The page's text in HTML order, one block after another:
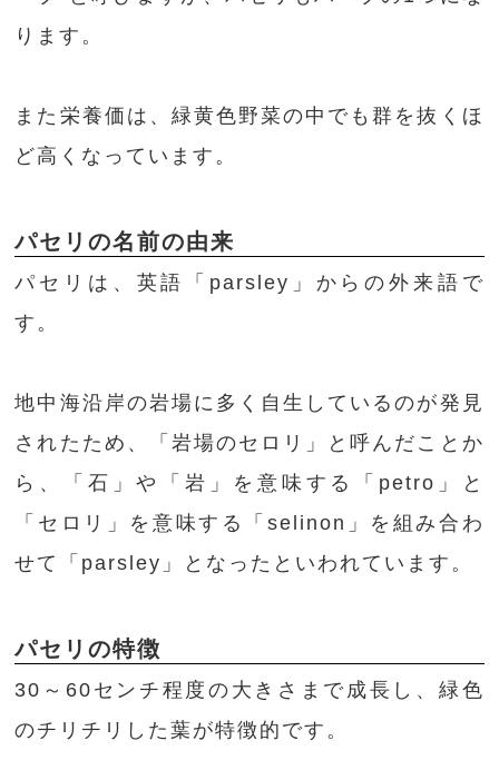
ります。
また栄養価は、緑黄色野菜の中でも群を抜くほ
ど高くなっています。
パセリの名前の由来
パセリは、英語「parsley」からの外来語で
す。
地中海沿岸の岩場に多く自生しているのが発見
されたため、「岩場のセロリ」と呼んだことか
ら、「石」や「岩」を意味する「petro」と
「セロリ」を意味する「selinon」を組み合わ
せて「parsley」となったといわれています。
パセリの特徴
30～60センチ程度の大きさまで成長し、緑色
のチリチリした葉が特徴的です。